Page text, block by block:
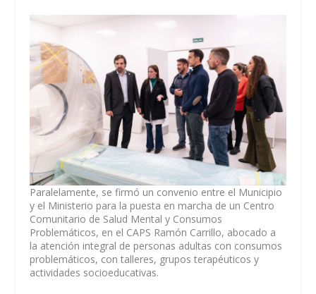
Paralelamente, se firmó un convenio entre el Municipio
y el Ministerio para la puesta en marcha de un Centro
Comunitario de Salud Mental y Consumos
Problemáticos, en el CAPS Ramón Carrillo, abocado a
la atención integral de personas adultas con consumos
problemáticos, con talleres, grupos terapéuticos y
actividades socioeducativas.